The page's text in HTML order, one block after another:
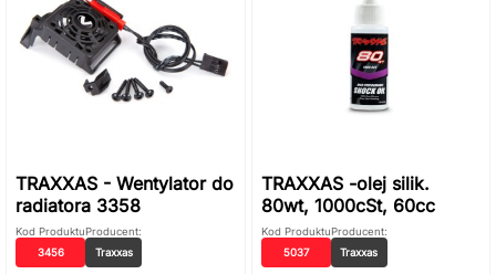
TRAXXAS - Wentylator do
radiatora 3358
Kod Produktu
3456
Producent:
Traxxas
TRAXXAS -olej silik.
80wt, 1000cSt, 60cc
Kod Produktu
5037
Producent:
Traxxas